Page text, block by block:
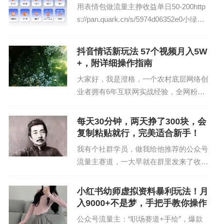
链接：https://pan.quark.cn/s/ec9f9c8e9a1e
温馨提醒：各位请不要添加本站教程里出现的任何联系方式，
如因此造成财产损失，由个人承担，本站不承担任何责任！
用表情包做流量主挣收益单日50-200http
s://pan.quark.cn/s/5974d06352e0小绿书
抖音情话新玩法 57个视频月入5W
+，附详细操作指南
大家好，我是澄格，一个农村底层网络创
业者拥有6年互联网实战经验，全网粉丝
中400多位学员达到了月收入2w+，如果
你也想通过互联网挣钱，却很迷茫，没有
每天30分钟，两天挣了300块，会
复制粘贴就行，完美适合新手！
我有个社群学员，做我给他推荐的公众号
流量主赛道，一大早就在群里发来了收益
时间就轻轻松松在互联网挣了300块。而
他每天用在上面的时间也就30分钟左右。
小红书幼师虚拟资料暴利玩法！月
入9000+不是梦，手把手教你操作
公众号流量主：“职场赛道+手绘”，爆款